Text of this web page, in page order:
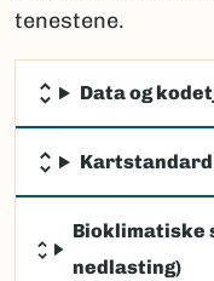
tenestene.
Data og
Kartstandard
Bioklimatiske
nedlasting)